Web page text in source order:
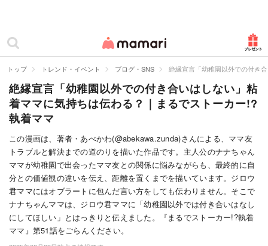
ママリ
カテゴリー一覧
妊娠
出産
赤ちゃん・育児
子育て・家族
病院
美容・ファッション
お仕事
トップ トレンド・イベント ブログ・SNS 絶縁宣言「幼稚園以外での付き
絶縁宣言「幼稚園以外での付き合いはしない」粘
着ママに気持ちは伝わる？｜まるでストーカー!?
執着ママ
この漫画は、著者・あべかわ(@abekawa.zunda)さんによる、ママ友
トラブルと解決までの道のりを描いた作品です。主人公のナナちゃん
ママが幼稚園で出会ったママ友との関係に悩みながらも、最終的に自
分との価値観の違いを伝え、距離を置くまでを描いています。ジロウ
君ママにはオブラートに包んだ言い方をしても伝わりません。そこで
ナナちゃんママは、ジロウ君ママに「幼稚園以外では付き合いはなし
にしてほしい」とはっきりと伝えました。『まるでストーカー!?執着
ママ』第51話をごらんください。